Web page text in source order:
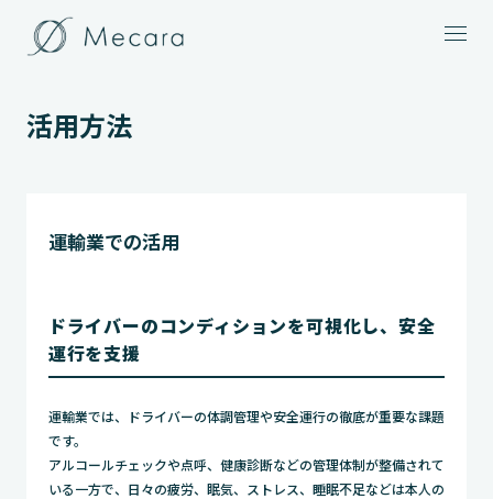
活用方法
運輸業での活用
ドライバーのコンディションを可視化し、安全
運行を支援
運輸業では、ドライバーの体調管理や安全運行の徹底が重要な課題
です。
アルコールチェックや点呼、健康診断などの管理体制が整備されて
いる一方で、日々の疲労、眠気、ストレス、睡眠不足などは本人の